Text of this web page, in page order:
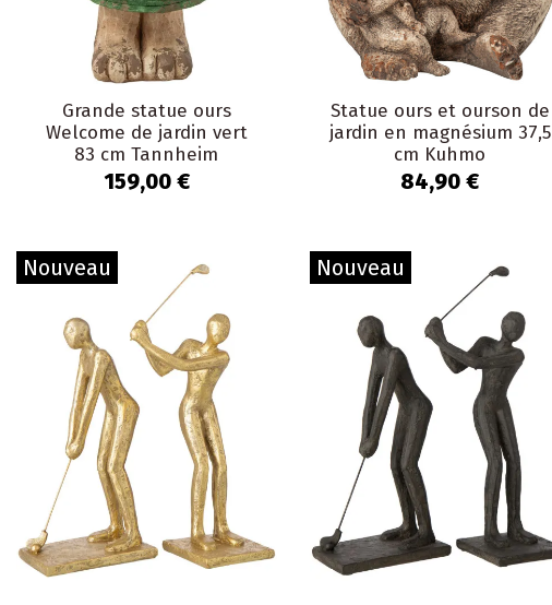
Grande statue ours
Welcome de jardin vert
83 cm Tannheim
159,00 €
Statue ours et ourson de
jardin en magnésium 37,5
cm Kuhmo
84,90 €
Nouveau Nouveau